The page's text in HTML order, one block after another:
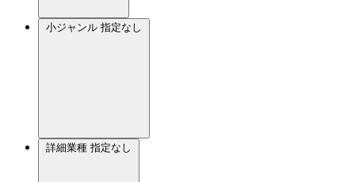
小ジャンル 指定なし
詳細業種 指定なし